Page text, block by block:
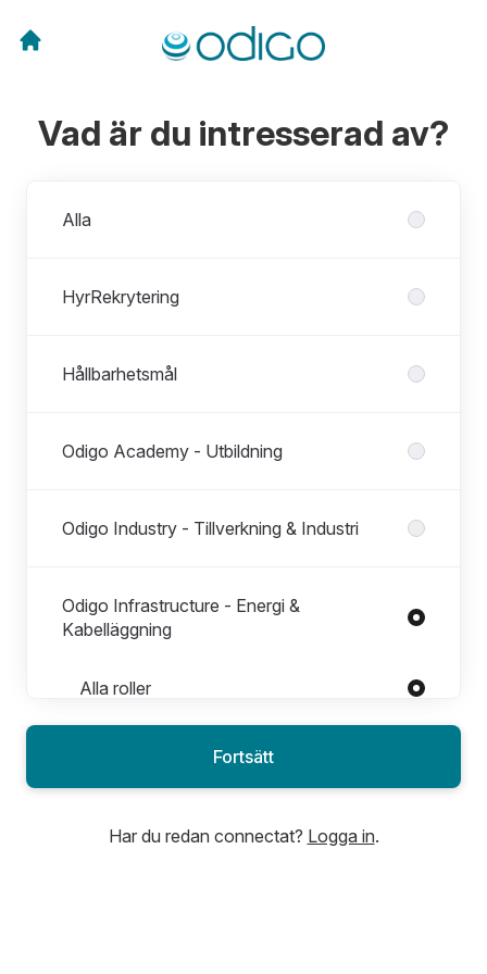
Vad är du intresserad av?
Alla
HyrRekrytering
Hållbarhetsmål
Odigo Academy - Utbildning
Odigo Industry - Tillverkning & Industri
Odigo Infrastructure - Energi &
Kabelläggning
Roller i Odigo Infrastructure - Energi & Kabelläggning
Alla roller
FTTH
Fortsätt
Har du redan connectat? Logga in.